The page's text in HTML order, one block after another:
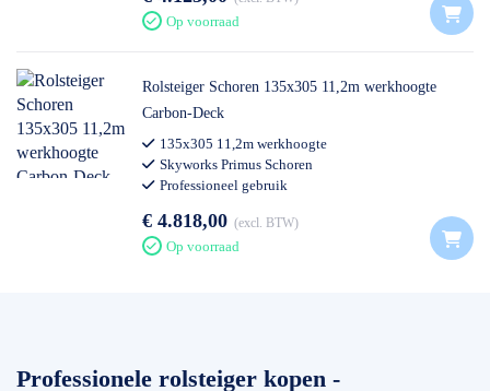
Op voorraad
Rolsteiger Schoren 135x305 11,2m werkhoogte
Carbon-Deck
135x305 11,2m werkhoogte
Skyworks Primus Schoren
Professioneel gebruik
€ 4.818,00 excl. BTW
Op voorraad
Professionele rolsteiger kopen -